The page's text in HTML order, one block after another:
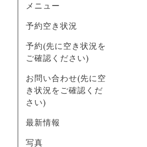
メニュー
予約空き状況
予約(先に空き状況を
ご確認ください)
お問い合わせ(先に空
き状況をご確認くだ
さい)
最新情報
写真